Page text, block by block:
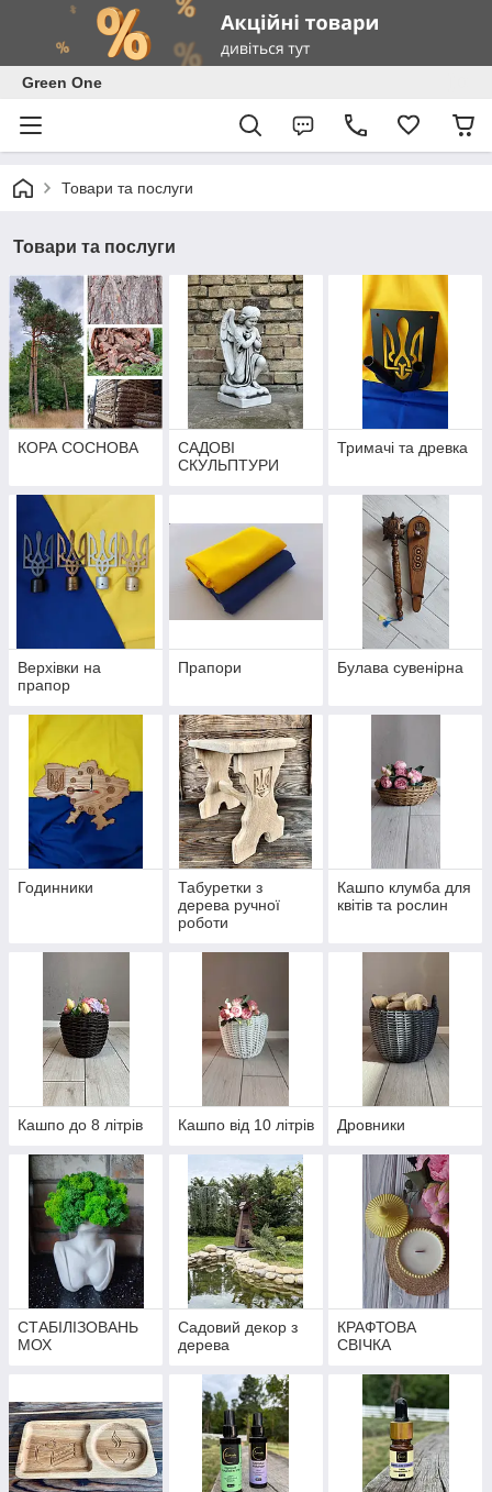
Green One
Товари та послуги
Товари та послуги
КОРА СОСНОВА
САДОВІ
СКУЛЬПТУРИ
Тримачі та древка
Верхівки на
прапор
Прапори Булава сувенірна
Годинники
Табуретки з
дерева ручної
роботи
Кашпо клумба для
квітів та рослин
Кашпо до 8 літрів Кашпо від 10 літрів Дровники
СТАБІЛІЗОВАНЬ
МОХ
Садовий декор з
дерева
КРАФТОВА
СВІЧКА